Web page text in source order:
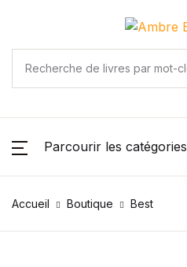
Parcourir les catégories
Accueil Boutique Best